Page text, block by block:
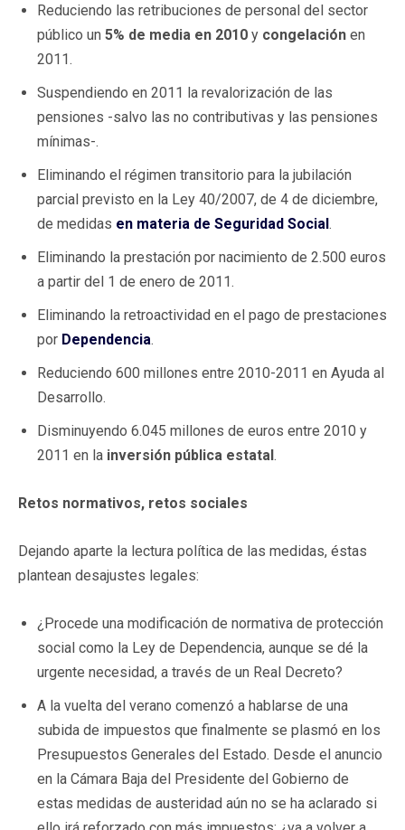
Reduciendo las retribuciones de personal del sector
público un 5% de media en 2010 y congelación en
2011.
Suspendiendo en 2011 la revalorización de las
pensiones -salvo las no contributivas y las pensiones
mínimas-.
Eliminando el régimen transitorio para la jubilación
parcial previsto en la Ley 40/2007, de 4 de diciembre,
de medidas en materia de Seguridad Social.
Eliminando la prestación por nacimiento de 2.500 euros
a partir del 1 de enero de 2011.
Eliminando la retroactividad en el pago de prestaciones
por Dependencia.
Reduciendo 600 millones entre 2010-2011 en Ayuda al
Desarrollo.
Disminuyendo 6.045 millones de euros entre 2010 y
2011 en la inversión pública estatal.
Retos normativos, retos sociales
Dejando aparte la lectura política de las medidas, éstas
plantean desajustes legales:
¿Procede una modificación de normativa de protección
social como la Ley de Dependencia, aunque se dé la
urgente necesidad, a través de un Real Decreto?
A la vuelta del verano comenzó a hablarse de una
subida de impuestos que finalmente se plasmó en los
Presupuestos Generales del Estado. Desde el anuncio
en la Cámara Baja del Presidente del Gobierno de
estas medidas de austeridad aún no se ha aclarado si